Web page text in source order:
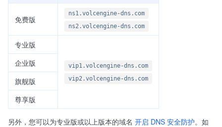
免费版
ns1.volcengine-dns.com
ns2.volcengine-dns.com
专业版
vip1.volcengine-dns.com
vip2.volcengine-dns.com
企业版
旗舰版
尊享版
另外，您可以为专业版或以上版本的域名 开启 DNS 安全防护。如